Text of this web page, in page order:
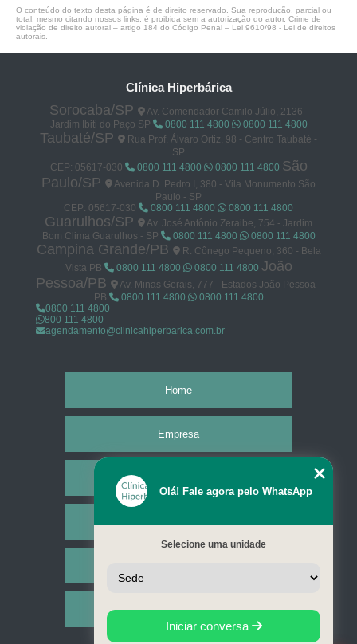
O conteúdo do texto desta página é de direito reservado. Sua reprodução, parcial ou
total, mesmo citando nossos links, é proibida sem a autorização do autor. Crime de
violação de direito autoral – artigo 184 do Código Penal – Lei 9610/98 - Lei de direitos
autorais
Clínica Hiperbárica
Sorocaba/SP
Av. Comendador Camilo Júlio, 2136 -
Jardim Ibiti do Paço SP
0800 111 4800 0800 111 4800
Taubaté/SP
Rua Prof. Álvaro Ortiz, 98 - Centro Taubaté -
SP
CEP: 05617-030
0800 111 4800 0800 111 4800 São
Paulo/SP
Avenida D. Pedro I, 380 - Vila Monumento São
Paulo - SP
CEP: 05617-030
0800 111 4800 0800 111 4800
Guarulhos/SP
Av. José Antônio Zeraibe, 754 - Jardim
Bom Clima Guarulhos - SP
0800 111 4800 0800 111 4800
Campina Grande/PB
R. Cônego Pequeno, 360 - Bela
Vista PB
0800 111 4800 0800 111 4800 João
Pessoa/PB
Av. Minas Gerais, 777 - Estados João Pessoa -
PB
0800 111 4800
0800 111 4800
0800 111 4800
800 111 4800
agendamento@clinicahiperbarica.com.br
Home
Empresa
Mapa do site
Olá! Fale agora pelo WhatsApp
Selecione uma unidade
Iniciar conversa